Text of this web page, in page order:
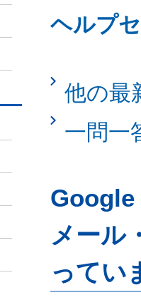
ヘルプ
他の最
一問一
Google
メール
ってい